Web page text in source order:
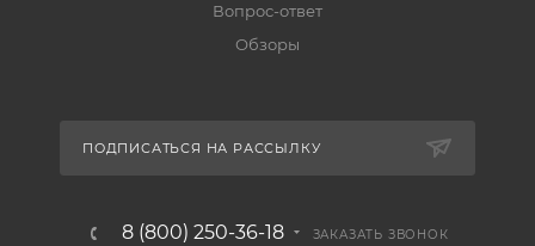
Вопрос-ответ
Обзоры
ПОДПИСАТЬСЯ НА РАССЫЛКУ
8 (800) 250-36-18 ЗАКАЗАТЬ ЗВОНОК